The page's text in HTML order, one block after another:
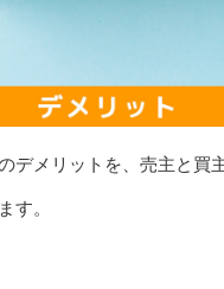
デメリットを、売主と買
す。